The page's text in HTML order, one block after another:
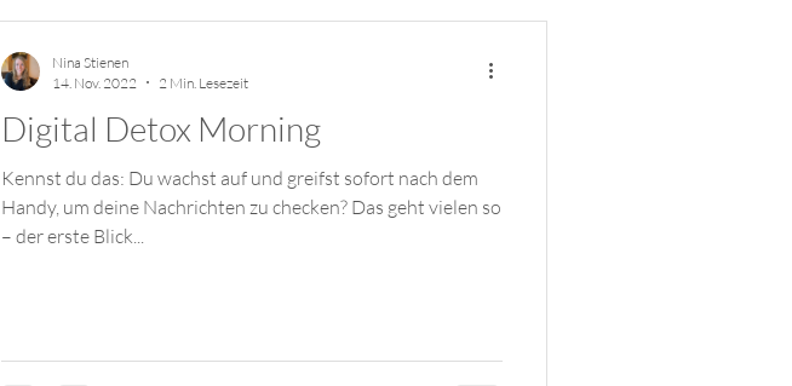
Digital Detox Morning
Kennst du das: Du wachst auf und greifst sofort nach dem
Handy, um deine Nachrichten zu checken? Das geht vielen so
– der erste Blick...
Nina Stienen
14. Nov. 2022
2 Min. Lesezeit